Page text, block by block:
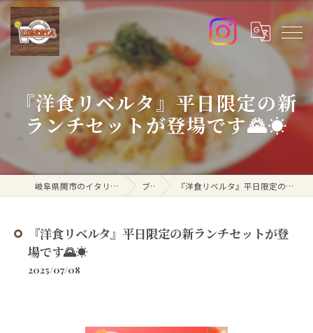
『洋食リベルタ』平日限定の新
ランチセットが登場です🌄☀️
岐阜県関市のイタリアンなら洋食リベルタ ブログ 『洋食リベルタ』平日限定の新ランチセットが登場です🌄☀️
『洋食リベルタ』平日限定の新ランチセットが登
場です🌄☀️
2025/07/08